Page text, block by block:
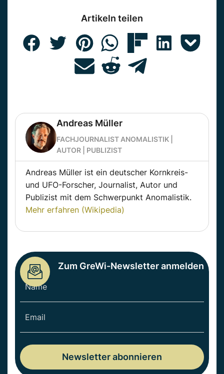
Artikeln teilen
Andreas Müller
FACHJOURNALIST ANOMALISTIK |
AUTOR | PUBLIZIST
Andreas Müller ist ein deutscher Kornkreis-
und UFO-Forscher, Journalist, Autor und
Publizist mit dem Schwerpunkt Anomalistik.
Mehr erfahren (Wikipedia)
Zum GreWi-Newsletter anmelden